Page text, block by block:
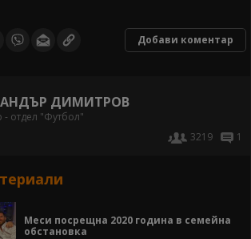
Добави коментар
ДИМИТРОВ
- отдел "Футбол"
3219
1
Меси посрещна 2020 година в семейна
обстановка